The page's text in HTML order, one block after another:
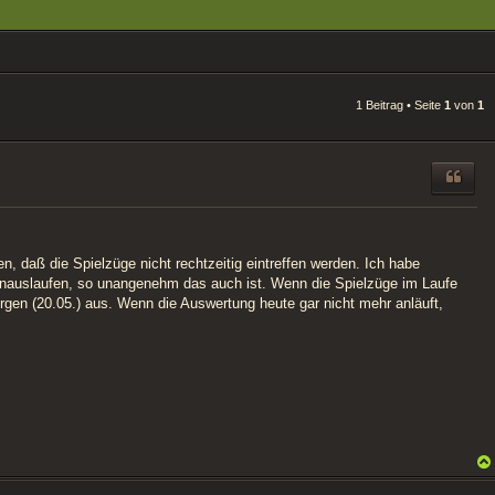
1 Beitrag • Seite 1 von 1
daß die Spielzüge nicht rechtzeitig eintreffen werden. Ich habe
so unangenehm das auch ist. Wenn die Spielzüge im Laufe
(20.05.) aus. Wenn die Auswertung heute gar nicht mehr anläuft,